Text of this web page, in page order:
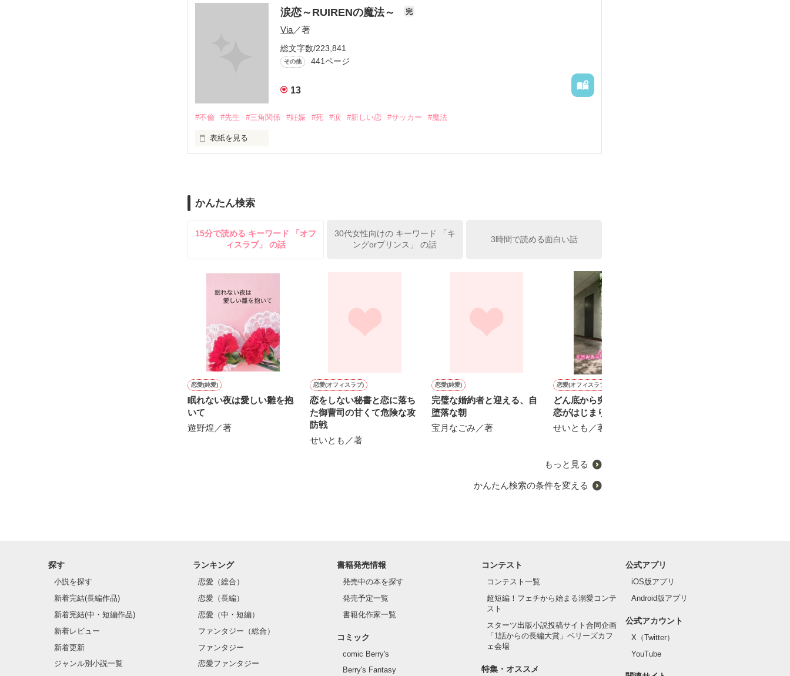
作品を読むのに役立てばと思います
涙恋～RUIRENの魔法～ 完
Via／著
総文字数/223,841
その他 441ページ
13
#不倫 #先生 #三角関係 #妊娠 #死 #涙 #新しい恋 #サッカー #魔法
表紙を見る
不倫　教師との禁断の愛
悩み傷つき　精一杯愛した人
「俺なら　亜恋を
泣かせたりしないのに…」
愛斗はまっすぐ私を見る。
ユウと愛斗の間で
揺れ動く　私は
再び涙恋の魔法にかけられ
運命の再会を選んだ………
かんたん検索
15分で読める キーワード 「オフ
ィスラブ」 の話
30代女性向けの キーワード 「キ
ングorプリンス」 の話
3時間で読める面白い話
恋愛(純愛)
眠れない夜は愛しい雛を抱
いて
遊野煌／著
恋愛(オフィスラブ)
恋をしない秘書と恋に落ち
た御曹司の甘くて危険な攻
防戦
せいとも／著
恋愛(純愛)
完璧な婚約者と迎える、自
堕落な朝
宝月なごみ／著
恋愛(オフィスラブ)
どん底から突然御曹司との
恋がはじまりました
せいとも／著
もっと見る
かんたん検索の条件を変える
探す
小説を探す
新着完結(長編作品)
新着完結(中・短編作品)
新着レビュー
新着更新
ジャンル別小説一覧
ランキング
恋愛（総合）
恋愛（長編）
恋愛（中・短編）
ファンタジー（総合）
ファンタジー
恋愛ファンタジー
書籍発売情報
発売中の本を探す
発売予定一覧
書籍化作家一覧
コミック
comic Berry's
Berry's Fantasy
コンテスト
コンテスト一覧
超短編！フェチから始まる溺愛コンテ
スト
スターツ出版小説投稿サイト合同企画
「1話からの長編大賞」ベリーズカフ
ェ会場
特集・オススメ
公式アプリ
iOS版アプリ
Android版アプリ
公式アカウント
X（Twitter）
YouTube